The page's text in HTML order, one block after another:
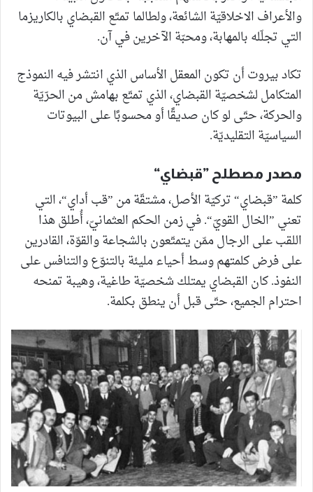
والأعراف الاخلاقيّة الشائعة، ولطالما تمتّع القبضاي بالكاريزما
التي تجلّله بالمهابة، ومحبّة الآخرين في آن.
تكاد بيروت أن تكون المعقل الأساس الذي انتشر فيه النموذج
المتكامل لشخصيّة القبضاي، الذي تمتّع بهامش من الحرّيّة
والحركة، حتّى لو كان صديقًا أو محسوبًا على البيوتات
السياسيّة التقليديّة.
مصدر مصطلح ”قبضاي“
كلمة ”قبضاي“ تركيّة الأصل، مشتقّة من ”قب أداي“، التي
تعني ”الخال القويّ“. في زمن الحكم العثمانيّ، أُطلق هذا
اللقب على الرجال ممّن يتمتّعون بالشجاعة والقوّة، القادرين
على فرض كلمتهم وسط أحياء مليئة بالتنوّع والتنافس على
النفوذ. كان القبضاي يمتلك شخصيّة طاغية، وهيبة تمنحه
احترام الجميع، حتّى قبل أن ينطق بكلمة.